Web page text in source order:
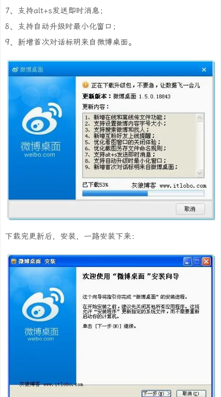
7、支持alt+s发送即时消息；
8、支持自动升级时最小化窗口；
9、新增首次对话标明来自微博桌面。
下载完更新后，安装，一路安装下来：